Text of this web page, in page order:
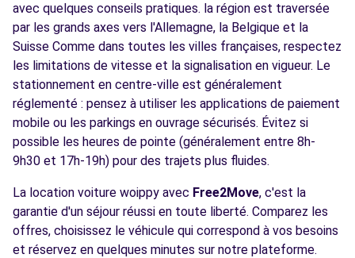
avec quelques conseils pratiques. la région est traversée
par les grands axes vers l'Allemagne, la Belgique et la
Suisse Comme dans toutes les villes françaises, respectez
les limitations de vitesse et la signalisation en vigueur. Le
stationnement en centre-ville est généralement
réglementé : pensez à utiliser les applications de paiement
mobile ou les parkings en ouvrage sécurisés. Évitez si
possible les heures de pointe (généralement entre 8h-
9h30 et 17h-19h) pour des trajets plus fluides.
La location voiture woippy avec Free2Move, c'est la
garantie d'un séjour réussi en toute liberté. Comparez les
offres, choisissez le véhicule qui correspond à vos besoins
et réservez en quelques minutes sur notre plateforme.